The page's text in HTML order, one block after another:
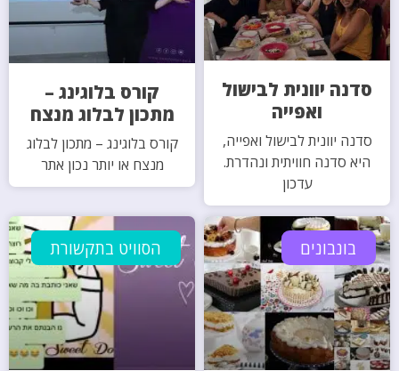
סדנה יוונית לבישול
ואפייה
סדנה יוונית לבישול ואפייה,
היא סדנה חוויתית ונהדרת.
עדכון
קורס בלוגינג –
מתכון לבלוג מנצח
קורס בלוגינג – מתכון לבלוג
מנצח או יותר נכון אתר
בונבונים הסוויט בתקשורת